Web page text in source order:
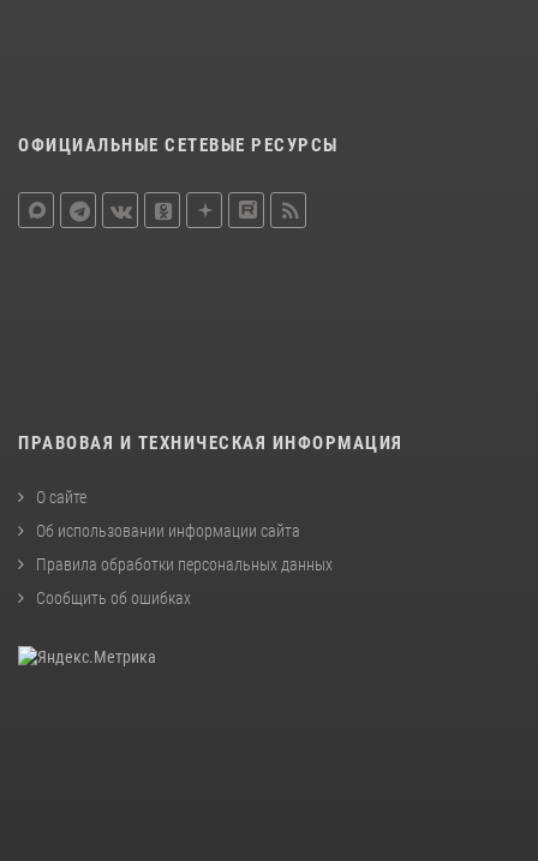
ОФИЦИАЛЬНЫЕ СЕТЕВЫЕ РЕСУРСЫ
ПРАВОВАЯ И ТЕХНИЧЕСКАЯ ИНФОРМАЦИЯ
О сайте
Об использовании информации сайта
Правила обработки персональных данных
Сообщить об ошибках